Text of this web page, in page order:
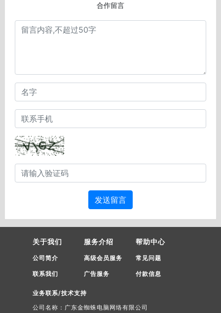
合作留言
发送留言
关于我们
公司简介
联系我们
服务介绍
高级会员服务
广告服务
帮助中心
常见问题
付款信息
业务联系/技术支持
公司名称：广东金蜘蛛电脑网络有限公司